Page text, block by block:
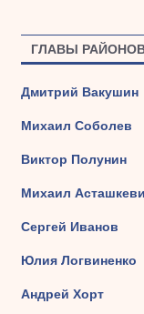
ГЛАВЫ
Дмитрий Вакушин
Михаил Соболев
Виктор Полунин
Михаил
Сергей Иванов
Юлия Логвиненко
Андрей Хорт